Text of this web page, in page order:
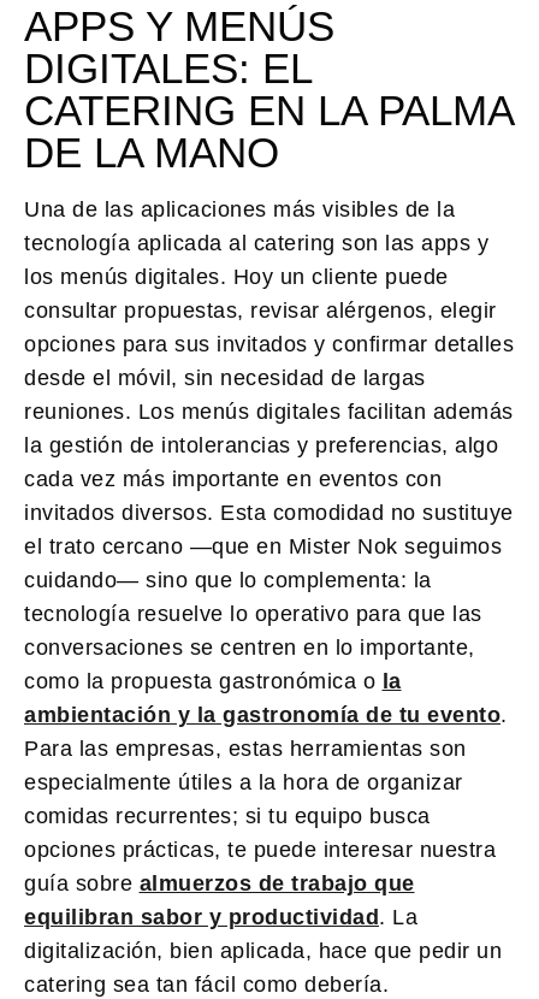
APPS Y MENÚS
DIGITALES: EL
CATERING EN LA PALMA
DE LA MANO
Una de las aplicaciones más visibles de la
tecnología aplicada al catering son las apps y
los menús digitales. Hoy un cliente puede
consultar propuestas, revisar alérgenos, elegir
opciones para sus invitados y confirmar detalles
desde el móvil, sin necesidad de largas
reuniones. Los menús digitales facilitan además
la gestión de intolerancias y preferencias, algo
cada vez más importante en eventos con
invitados diversos. Esta comodidad no sustituye
el trato cercano —que en Mister Nok seguimos
cuidando— sino que lo complementa: la
tecnología resuelve lo operativo para que las
conversaciones se centren en lo importante,
como la propuesta gastronómica o la
ambientación y la gastronomía de tu evento.
Para las empresas, estas herramientas son
especialmente útiles a la hora de organizar
comidas recurrentes; si tu equipo busca
opciones prácticas, te puede interesar nuestra
guía sobre almuerzos de trabajo que
equilibran sabor y productividad. La
digitalización, bien aplicada, hace que pedir un
catering sea tan fácil como debería.